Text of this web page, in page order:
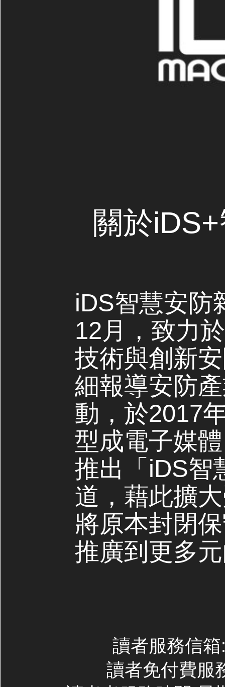
關於
iDS智慧安防
12月，致力
技術與創新
細報導安防
動，於2017
型成電子媒
推出「iDS智
道，藉此擴
將原本封閉
推廣到更多
讀者服務信
讀者免付費服